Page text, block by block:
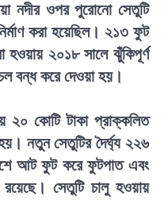
নদীর ওপর পুরোনো সেতুটি
করা হয়েছিল। ২১৩ ফুট
হওয়ায় ২০১৮ সালে ঝুঁকিপূর্ণ
বন্ধ করে দেওয়া হয়।
২০ কোটি টাকা প্রাক্কলিত
নতুন সেতুটির দৈর্ঘ্য ২২৬
আট ফুট করে ফুটপাত এবং
সেতুটি চালু হওয়ায়